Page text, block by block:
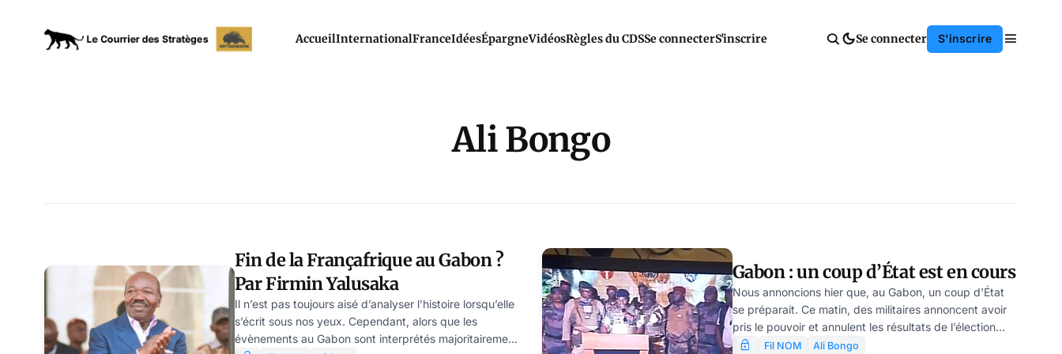
AccueilInternationalFranceIdéesÉpargneVidéosRègles du CDSSe connecterS'inscrire Se connecter S'inscrire
Ali Bongo
Fin de la Françafrique au Gabon ?
Par Firmin Yalusaka
Il n’est pas toujours aisé d’analyser l’histoire lorsqu’elle
s’écrit sous nos yeux. Cependant, alors que les
évènements au Gabon sont interprétés majoritairement
Gabon : un coup d’État est en cours
Nous annoncions hier que, au Gabon, un coup d’État
se préparait. Ce matin, des militaires annoncent avoir
pris le pouvoir et annulent les résultats de l’élection
présidentielle. Les frontières sont fermées jusqu’à
Fil NOM
Ali Bongo